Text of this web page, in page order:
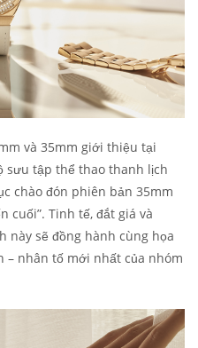
và 35mm giới thiệu tại
sưu tập thể thao thanh lịch
chào đón phiên bản 35mm
cuối”. Tinh tế, đắt giá và
này sẽ đồng hành cùng họa
– nhân tố mới nhất của nhóm